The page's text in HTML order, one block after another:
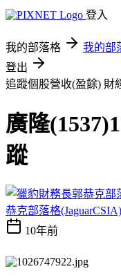
登入
我的部落格 我的部
登出
追蹤個股營收(盈餘) 財
廣隆
蹤
恭克部落格(JaguarCSIA)
10年前